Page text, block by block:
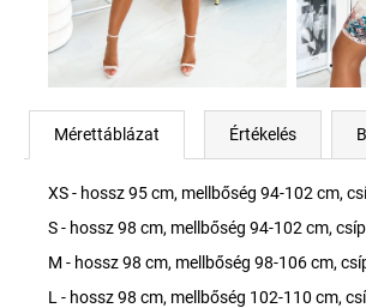
Mérettáblázat Értékelés
XS - hossz 95 cm, mellbőség 94-102 cm,
S - hossz 98 cm, mellbőség 94-102 cm,
M - hossz 98 cm, mellbőség 98-106 cm,
L - hossz 98 cm, mellbőség 102-110 cm,